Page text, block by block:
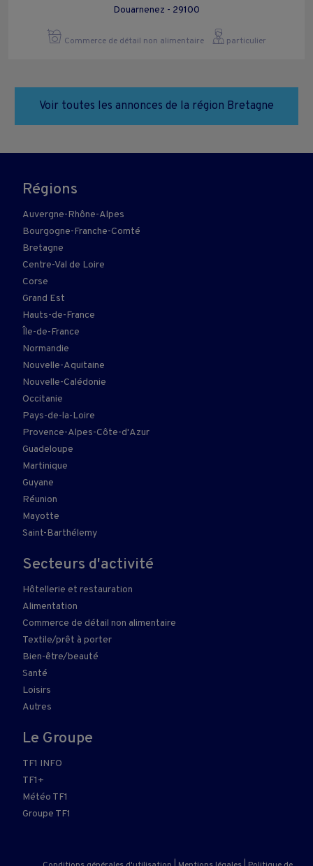
Douarnenez - 29100
Commerce de détail non alimentaire particulier
Voir toutes les annonces de la région Bretagne
Régions
Auvergne-Rhône-Alpes
Bourgogne-Franche-Comté
Bretagne
Centre-Val de Loire
Corse
Grand Est
Hauts-de-France
Île-de-France
Normandie
Nouvelle-Aquitaine
Nouvelle-Calédonie
Occitanie
Pays-de-la-Loire
Provence-Alpes-Côte-d'Azur
Guadeloupe
Martinique
Guyane
Réunion
Mayotte
Saint-Barthélemy
Secteurs d'activité
Hôtellerie et restauration
Alimentation
Commerce de détail non alimentaire
Textile/prêt à porter
Bien-être/beauté
Santé
Loisirs
Autres
Le Groupe
TF1 INFO
TF1+
Météo TF1
Groupe TF1